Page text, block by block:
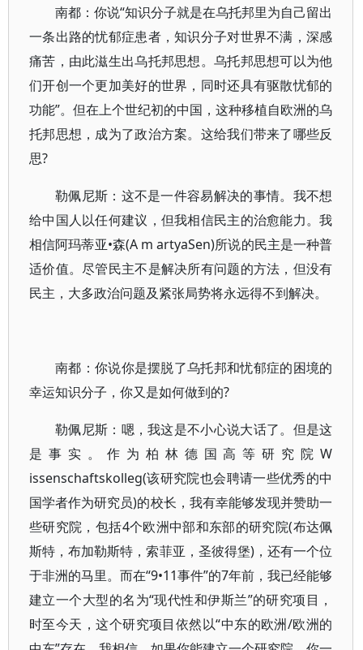
南都：你说“知识分子就是在乌托邦里为自己留出
一条出路的忧郁症患者，知识分子对世界不满，深感
痛苦，由此滋生出乌托邦思想。乌托邦思想可以为他
们开创一个更加美好的世界，同时还具有驱散忧郁的
功能”。但在上个世纪初的中国，这种移植自欧洲的乌
托邦思想，成为了政治方案。这给我们带来了哪些反
思?
勒佩尼斯：这不是一件容易解决的事情。我不想
给中国人以任何建议，但我相信民主的治愈能力。我
相信阿玛蒂亚•森(A m artyaSen)所说的民主是一种普
适价值。尽管民主不是解决所有问题的方法，但没有
民主，大多政治问题及紧张局势将永远得不到解决。
南都：你说你是摆脱了乌托邦和忧郁症的困境的
幸运知识分子，你又是如何做到的?
勒佩尼斯：嗯，我这是不小心说大话了。但是这
是事实。作为柏林德国高等研究院W
issenschaftskolleg(该研究院也会聘请一些优秀的中
国学者作为研究员)的校长，我有幸能够发现并赞助一
些研究院，包括4个欧洲中部和东部的研究院(布达佩
斯特，布加勒斯特，索菲亚，圣彼得堡)，还有一个位
于非洲的马里。而在“9•11事件”的7年前，我已经能够
建立一个大型的名为“现代性和伊斯兰”的研究项目，
时至今天，这个研究项目依然以“中东的欧洲/欧洲的